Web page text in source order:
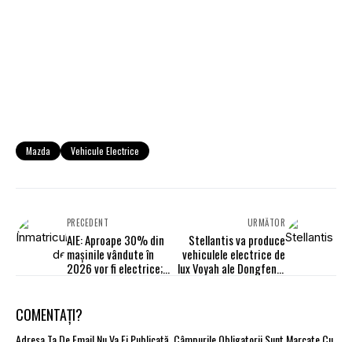
Mazda Vehicule Electrice
PRECEDENT
AIE: Aproape 30% din
mașinile vândute în
2026 vor fi electrice;
producție
URMĂTOR
Stellantis va produce
vehiculele electrice de
lux Voyah ale Dongfeng,
COMENTAȚI?